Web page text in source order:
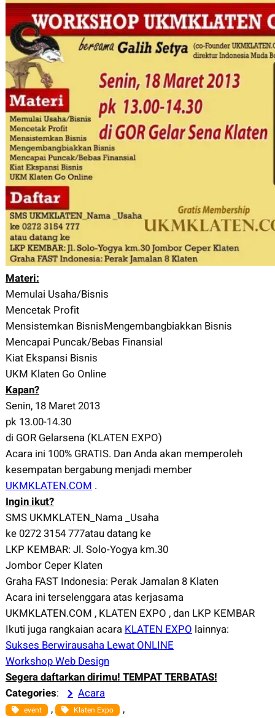
Materi:
Memulai Usaha/Bisnis
Mencetak Profit
Mensistemkan BisnisMengembangbiakkan Bisnis
Mencapai Puncak/Bebas Finansial
Kiat Ekspansi Bisnis
UKM Klaten Go Online
Kapan?
Senin, 18 Maret 2013
pk 13.00-14.30
di GOR Gelarsena (KLATEN EXPO)
Acara ini 100% GRATIS. Dan Anda akan memperoleh
kesempatan bergabung menjadi member
UKMKLATEN.COM.
Ingin ikut?
SMS UKMKLATEN_Nama _Usaha
ke 0272 3154 777atau datang ke
LKP KEMBAR: Jl. Solo-Yogya km.30
Jombor Ceper Klaten
Graha FAST Indonesia: Perak Jamalan 8 Klaten
Acara ini terselenggara atas kerjasama
UKMKLATEN.COM , KLATEN EXPO , dan LKP KEMBAR
Ikuti juga rangkaian acaraKLATEN EXPOlainnya:
Sukses Berwirausaha Lewat ONLINE
Workshop Web Design
Segera daftarkan dirimu! TEMPAT TERBATAS!
Categories: Acara
event , Klaten Expo ,